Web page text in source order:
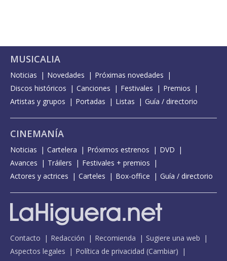
MUSICALIA
Noticias Novedades
Próximas novedades
Discos históricos
Canciones Festivales
Premios
Artistas y grupos
Portadas Listas Guía / directorio
CINEMANÍA
Noticias Cartelera Próximos estrenos
DVD
Avances
Tráilers
Festivales + premios
Actores y actrices
Carteles Box-office Guía / directorio
Contacto Redacción Recomienda
Sugiere una web
Aspectos legales
Política de privacidad (Cambiar)